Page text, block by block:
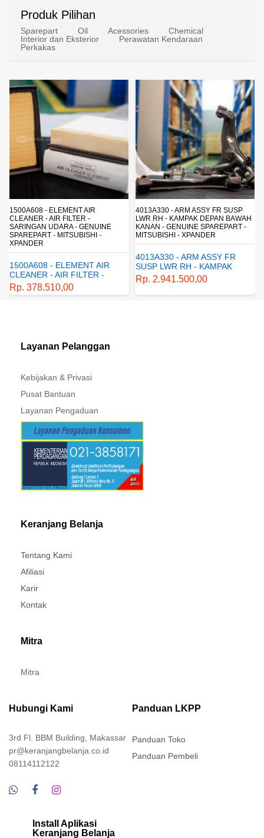
Produk Pilihan
Sparepart Oil Acessories
Chemical
Interior dan Eksterior
Perawatan Kendaraan
Perkakas
4013A330 - ARM ASSY FR SUSP
LWR RH - KAMPAK DEPAN BAWAH
KANAN - GENUINE SPAREPART -
MITSUBISHI - XPANDER
SUSP LWR RH - KAMPAK
DEPAN BAWAH KANAN -
GENUINE SPAREPART -
MITSUBISHI - XPANDER
Rp. 2.941.500,00
4162A413 - SHOCK ABSORBER RR
SUSP - SUSPENSI BELAKANG -
SHOCKBREAKER BELAKANG -
GENUINE SPAREPART -
MITSUBISHI - XPANDER
4162A413 - SHOCK
ABSORBER RR SUSP -
SUSPENSI BELAKANG -
SHOCKBREAKER BELAKANG
Rp. 1.198.800,00
Layanan Pelanggan
Kebijakan & Privasi
Pusat Bantuan
Layanan Pengaduan
Keranjang Belanja
Tentang Kami
Afiliasi
Karir
Kontak
Mitra
Mitra
Hubungi Kami
3rd Fl. BBM Building, Makassar
pr@keranjangbelanja.co.id
08114112122
Panduan LKPP
Panduan Toko
Panduan Pembeli
Install Aplikasi
Keranjang Belanja